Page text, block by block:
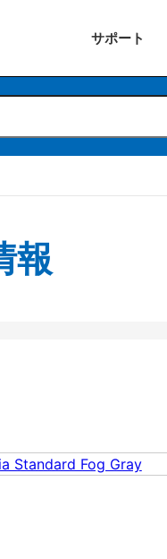
サポート
報